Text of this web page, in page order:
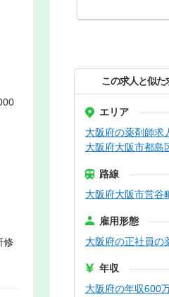
修
この求人と似た
エリア
大阪府の薬剤師求
大阪府大阪市都島
路線
大阪府大阪市営谷
雇用形態
大阪府の正社員の
年収
大阪府の年収600